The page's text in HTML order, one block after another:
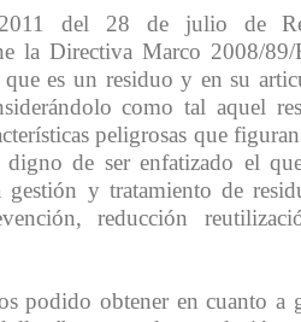
del 28 de julio de
la Directiva Marco 2008/
es un residuo y en su
como tal aquel
peligrosas que
digno de ser enfatizado el
gestión y tratamiento de
reducción
podido obtener en cuanto a